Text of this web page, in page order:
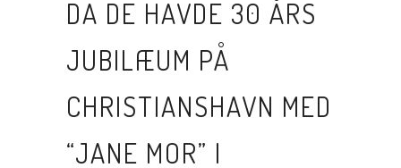
DA DE HAVDE 30 ÅRS
JUBILÆUM PÅ
CHRISTIANSHAVN MED
“JANE MOR” I